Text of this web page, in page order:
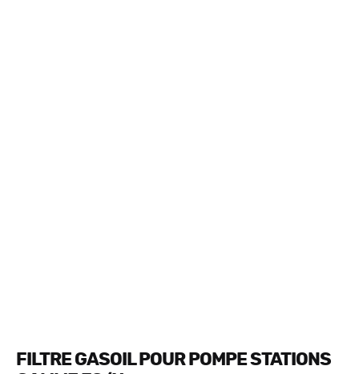
FILTRE GASOIL POUR POMPE STATIONS